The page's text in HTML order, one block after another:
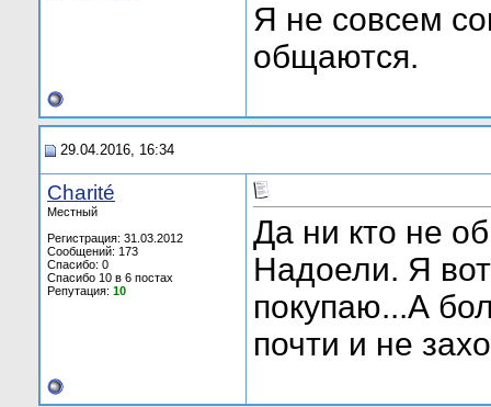
Я не совсем
общаются.
29.04.2016, 16:34
Charité
Местный
Регистрация: 31.03.2012
Сообщений: 173
Спасибо: 0
Спасибо 10 в 6 постах
Репутация: 10
Да ни кто не
Надоели. Я
покупаю...А
почти и не